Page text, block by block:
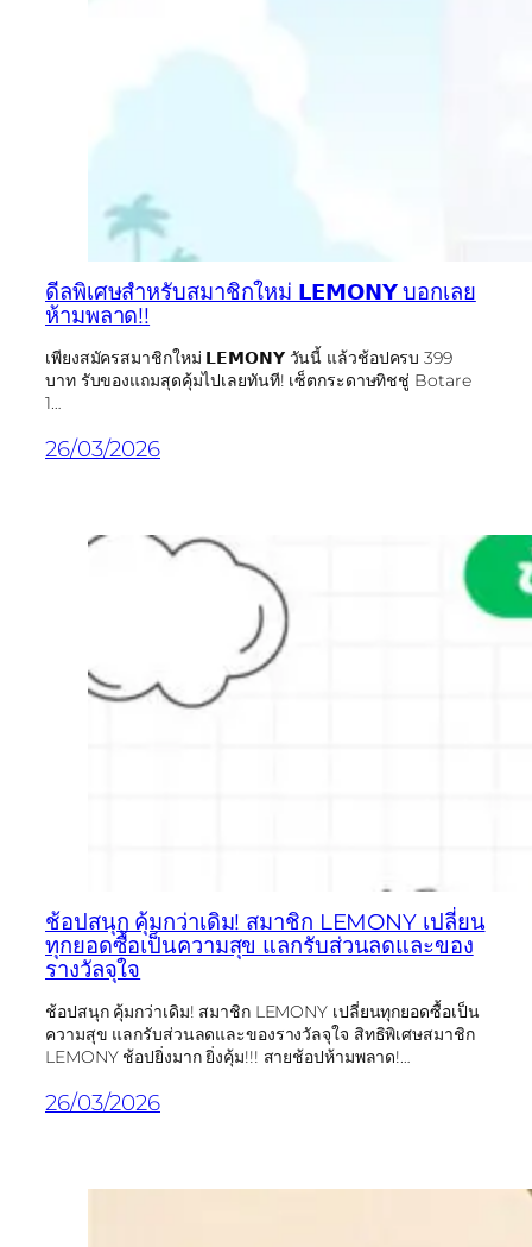
ดีลพิเศษสำหรับสมาชิกใหม่ 𝗟𝗘𝗠𝗢𝗡𝗬 บอกเลย
ห้ามพลาด!!
เพียงสมัครสมาชิกใหม่ 𝗟𝗘𝗠𝗢𝗡𝗬 วันนี้ แล้วช้อปครบ 399
บาท รับของแถมสุดคุ้มไปเลยทันที! เซ็ตกระดาษทิชชู่ Botare
1…
26/03/2026
ช้อปสนุก คุ้มกว่าเดิม! สมาชิก LEMONY เปลี่ยน
ทุกยอดซื้อเป็นความสุข แลกรับส่วนลดและของ
รางวัลจุใจ
ช้อปสนุก คุ้มกว่าเดิม! สมาชิก LEMONY เปลี่ยนทุกยอดซื้อเป็น
ความสุข แลกรับส่วนลดและของรางวัลจุใจ สิทธิพิเศษสมาชิก
LEMONY ช้อปยิ่งมาก ยิ่งคุ้ม!!! สายช้อปห้ามพลาด!…
26/03/2026